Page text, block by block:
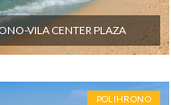
VILA CENTER PLAZA
POLIHRONO